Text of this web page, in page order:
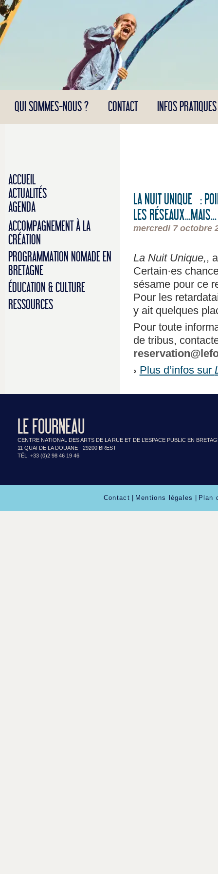
Panneau de gestion des cookies
QUI SOMMES-NOUS ? CONTACT INFOS PRATIQUES
ACCUEIL
ACTUALITÉS
AGENDA
ACCOMPAGNEMENT À LA
CRÉATION
PROGRAMMATION NOMADE EN
BRETAGNE
ÉDUCATION & CULTURE
RESSOURCES
LA NUIT UNIQUE :
LES RÉSEAUX...MAIS...
mercredi 7 octobre
La Nuit Unique,,
Certain·es
sésame pour ce
Pour les
y ait quelques
Pour toute
de tribus,
Plus d’infos sur
LE FOURNEAU
CENTRE NATIONAL DES ARTS DE LA RUE ET DE L’ESPACE PUBLIC EN
11 QUAI DE LA DOUANE - 29200 BREST
TÉL. +33 (0)2 98 46 19 46
Contact Mentions légales Plan